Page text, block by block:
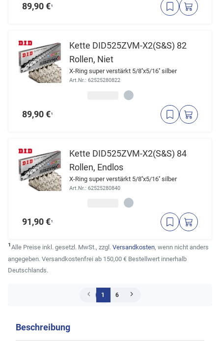
89,90 €¹
Kette DID525ZVM-X2(S&S) 82
Rollen, Niet
X-Ring super verstärkt 5/8''x5/16'' silber
Art.Nr.: 62525280822
89,90 €¹
Kette DID525ZVM-X2(S&S) 84
Rollen, Endlos
X-Ring super verstärkt 5/8''x5/16'' silber
Art.Nr.: 62525280840
91,90 €¹
¹Alle Preise inkl. gesetzl. MwSt., zzgl. Versandkosten, wenn nicht anders
angegeben. Versandkostenfrei ab 150,00 € Bestellwert innerhalb
Deutschlands.
1 6
Beschreibung